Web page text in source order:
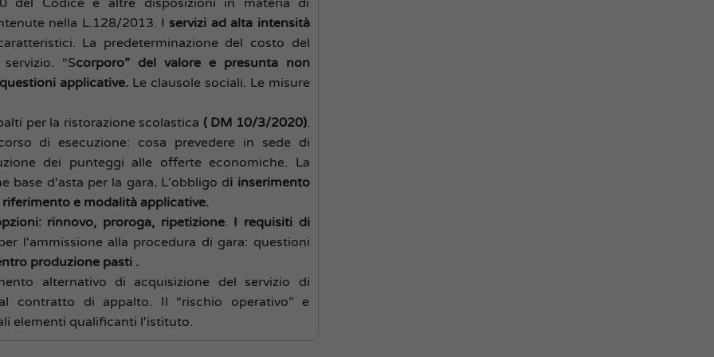
nella L.128/2013. I servizi ad alta intensità
La predeterminazione del costo del
“Scorporo” del valore e presunta non
applicative. Le clausole sociali. Le misure
per la ristorazione scolastica ( DM 10/3/2020).
di esecuzione: cosa prevedere in sede di
dei punteggi alle offerte economiche. La
base d'asta per la gara. L'obbligo di inserimento
e modalità applicative.
rinnovo, proroga, ripetizione. I requisiti di
l'ammissione alla procedura di gara: questioni
produzione pasti .
alternativo di acquisizione del servizio di
contratto di appalto. Il “rischio operativo” e
elementi qualificanti l'istituto.